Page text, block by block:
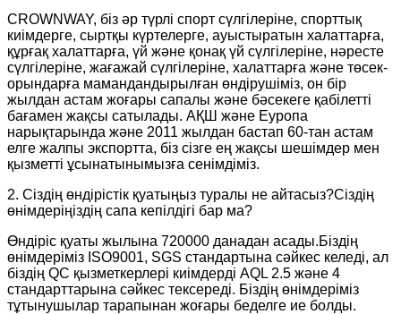
CROWNWAY, біз әр түрлі спорт сүлгілеріне, спорттық
киімдерге, сыртқы күртелерге, ауыстыратын халаттарға,
құрғақ халаттарға, үй және қонақ үй сүлгілеріне, нәресте
сүлгілеріне, жағажай сүлгілеріне, халаттарға және төсек-
орындарға мамандандырылған өндірушіміз, он бір
жылдан астам жоғары сапалы және бәсекеге қабілетті
бағамен жақсы сатылады. АҚШ және Еуропа
нарықтарында және 2011 жылдан бастап 60-тан астам
елге жалпы экспортта, біз сізге ең жақсы шешімдер мен
қызметті ұсынатынымызға сенімдіміз.
2. Сіздің өндірістік қуатыңыз туралы не айтасыз?Сіздің
өнімдеріңіздің сапа кепілдігі бар ма?
Өндіріс қуаты жылына 720000 данадан асады.Біздің
өнімдеріміз ISO9001, SGS стандартына сәйкес келеді, ал
біздің QC қызметкерлері киімдерді AQL 2.5 және 4
стандарттарына сәйкес тексереді. Біздің өнімдеріміз
тұтынушылар тарапынан жоғары беделге ие болды.